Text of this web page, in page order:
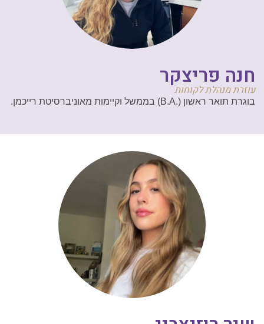
חנה פריצקר
עוזרת מנהלת לקוחות
בוגרת תואר ראשון (.B.A) בממשל וקיימות מאוניברסיטת רייכמן.